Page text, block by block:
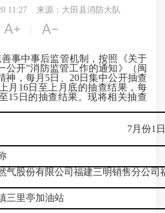
11:27 来源：大田县消防大队
 
中事后监管机制，按照《关于
公开”消防监管工作的通知》（闽
神，每月5日、20日集中公开抽查
月16日至上月底的抽查结果，每
15日的抽查结果。现将相关抽查
7月份1
气股份有限公司福建三明销售分公司
三里亭加油站